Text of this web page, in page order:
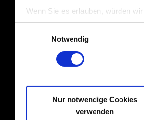
Wenn Sie es erlauben, würden
Informationen über Ihre
Ihr Gerät durch aktives
Erfahren Sie mehr darüber, wie
Einzelheitenfest.
Einige werden benötigt, damit die
technischem und Inhalts-
besser zu erreichen – zum
Notwendig
Nur notwendige Cookies
verwenden